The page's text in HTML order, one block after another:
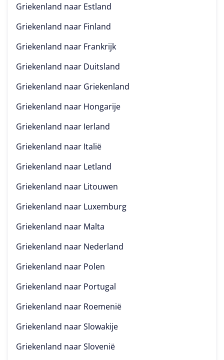
Griekenland naar Estland
Griekenland naar Finland
Griekenland naar Frankrijk
Griekenland naar Duitsland
Griekenland naar Griekenland
Griekenland naar Hongarije
Griekenland naar Ierland
Griekenland naar Italië
Griekenland naar Letland
Griekenland naar Litouwen
Griekenland naar Luxemburg
Griekenland naar Malta
Griekenland naar Nederland
Griekenland naar Polen
Griekenland naar Portugal
Griekenland naar Roemenië
Griekenland naarSlowakije
Griekenland naarSlovenië